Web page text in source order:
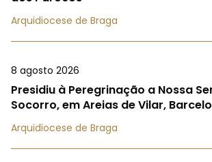
Arquidiocese de Braga
8 agosto 2026
Presidiu à Peregrinação a Nossa
Socorro, em Areias de Vilar,
Arquidiocese de Braga